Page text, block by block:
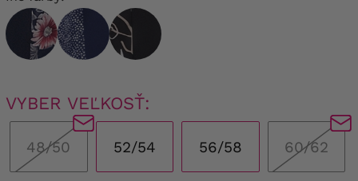
VYBER VEĽKOSŤ:
48/50 52/54 56/58 60/62